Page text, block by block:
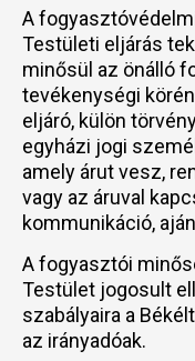
A
Testületi eljárás
minősül az önálló
tevékenységi
eljáró, külön
egyházi jogi
amely árut vesz,
vagy az áruval
kommunikáció,
A fogyasztói
Testület jogosult
szabályaira a
az irányadóak.